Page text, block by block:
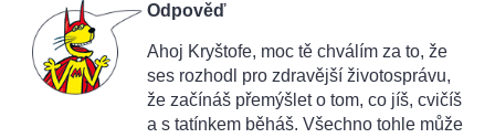
Odpověď
Ahoj Kryštofe, moc tě chválím za to, že
ses rozhodl pro zdravější životosprávu,
že začínáš přemýšlet o tom, co jíš, cvičíš
a s tatínkem běháš. Všechno tohle může